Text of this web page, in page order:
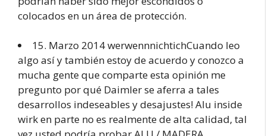
colocados en un área de protección.
15. Marzo 2014 werwennnichtichCuando leo
algo así y también estoy de acuerdo y conozco a
mucha gente que comparte esta opinión me
pregunto por qué Daimler se aferra a tales
desarrollos indeseables y desajustes! Alu inside
wirk en parte no es realmente de alta calidad, tal